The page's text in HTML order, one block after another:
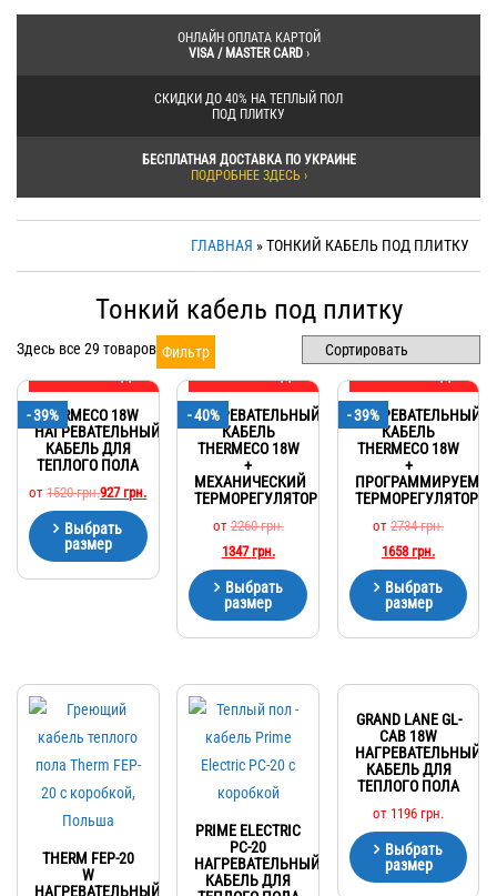
ОНЛАЙН ОПЛАТА КАРТОЙ
VISA / MASTER CARD›
СКИДКИ ДО 40% НА ТЕПЛЫЙ ПОЛ
ПОД ПЛИТКУ
БЕСПЛАТНАЯ ДОСТАВКА ПО УКРАИНЕ
ПОДРОБНЕЕ ЗДЕСЬ ›
ГЛАВНАЯ » ТОНКИЙ КАБЕЛЬ ПОД ПЛИТКУ
Тонкий кабель под плитку
Здесь все 29 товаров Фильтр
- 39%
МЕГА СКИДКА
THERMECO 18W
НАГРЕВАТЕЛЬНЫЙ
КАБЕЛЬ ДЛЯ
ТЕПЛОГО ПОЛА
от1520грн.927 грн.
Выбрать
размер
- 40%
МЕГА СКИДКА
НАГРЕВАТЕЛЬНЫЙ
КАБЕЛЬ
THERMECO 18W
+
МЕХАНИЧЕСКИЙ
ТЕРМОРЕГУЛЯТОР
от2260грн.
1347 грн.
Выбрать
размер
- 39%
МЕГА СКИДКА
НАГРЕВАТЕЛЬНЫЙ
КАБЕЛЬ
THERMECO 18W
+
ТЕРМОРЕГУЛЯТОР
от2734грн.
1658 грн.
Выбрать
размер
THERM FEP-20
W
НАГРЕВАТЕЛЬНЫЙ
PRIME ELECTRIC
PC-20
НАГРЕВАТЕЛЬНЫЙ
КАБЕЛЬ ДЛЯ
GRAND LANE GL-
CAB 18W
НАГРЕВАТЕЛЬНЫЙ
КАБЕЛЬ ДЛЯ
ТЕПЛОГО ПОЛА
от 1196 грн.
Выбрать
размер